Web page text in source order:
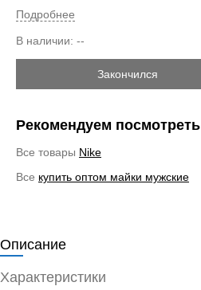
Подробнее
В наличии: --
Закончился
Рекомендуем посмотреть
Все товары Nike
Все купить оптом майки мужские
Описание
Характеристики